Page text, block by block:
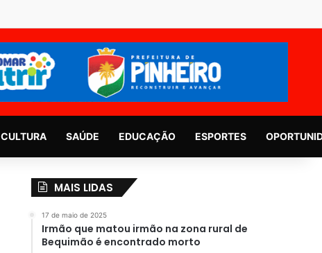
CULTURA SAÚDE EDUCAÇÃO ESPORTES
MAIS LIDAS
17 de maio de 2025
Irmão que matou irmão na zona rural de
Bequimão é encontrado morto